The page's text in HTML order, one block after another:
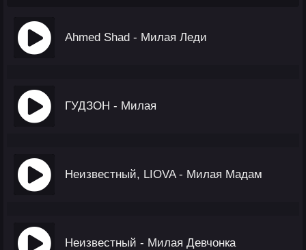
Ahmed Shad - Милая Леди
ГУДЗОН - Милая
Неизвестный, LIOVA - Милая Мадам
Неизвестный - Милая Девчонка